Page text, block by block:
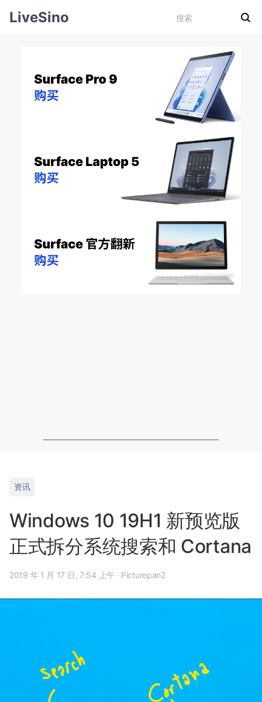
LiveSino
资讯
Windows 10 19H1 新预览版
正式拆分系统搜索和 Cortana
2019 年 1 月 17 日, 7:54 上午 · Picturepan2